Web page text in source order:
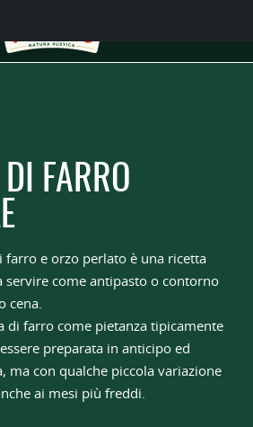
DI FARRO
farro e orzo perlato è una ricetta
servire come antipasto o contorno
cena.
di farro come pietanza tipicamente
preparata in anticipo ed
ma con qualche piccola variazione
ai mesi più freddi.